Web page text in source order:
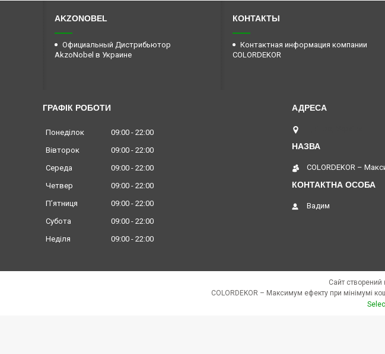
AKZONOBEL
Официальный Дистрибьютор
AkzoNobel в Украине
КОНТАКТЫ
Контактная информация компании
COLORDEKOR
ГРАФІК РОБОТИ
Понеділок 09:00
22:00
Вівторок
09:00
22:00
Середа
09:00
22:00
Четвер
09:00
22:00
Пʼятниця
09:00
22:00
Субота
09:00
22:00
Неділя
09:00 22:00
COLORDEKOR –
Вадим
Сайт створений